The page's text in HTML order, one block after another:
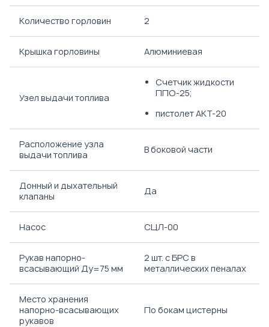
Количество горловин 2
Крышка горловины Алюминиевая
Узел выдачи топлива
Счетчик жидкости
ППО-25;
пистолет АКТ-20
Расположение узла
выдачи топлива
В боковой части
Донный и дыхательный
клапаны
Да
Насос СЦЛ-00
Рукав напорно-
всасывающий Ду=75 мм
2 шт. с БРС в
металлических пеналах
Место хранения
напорно-всасывающих
рукавов
По бокам цистерны